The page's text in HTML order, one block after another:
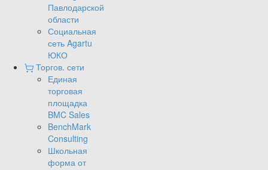
Павлодарской
области
Социальная
сеть Agartu
ЮКО
Торгов. сети
Единая
торговая
площадка
BMC Sales
BenchMark
Consulting
Школьная
форма от